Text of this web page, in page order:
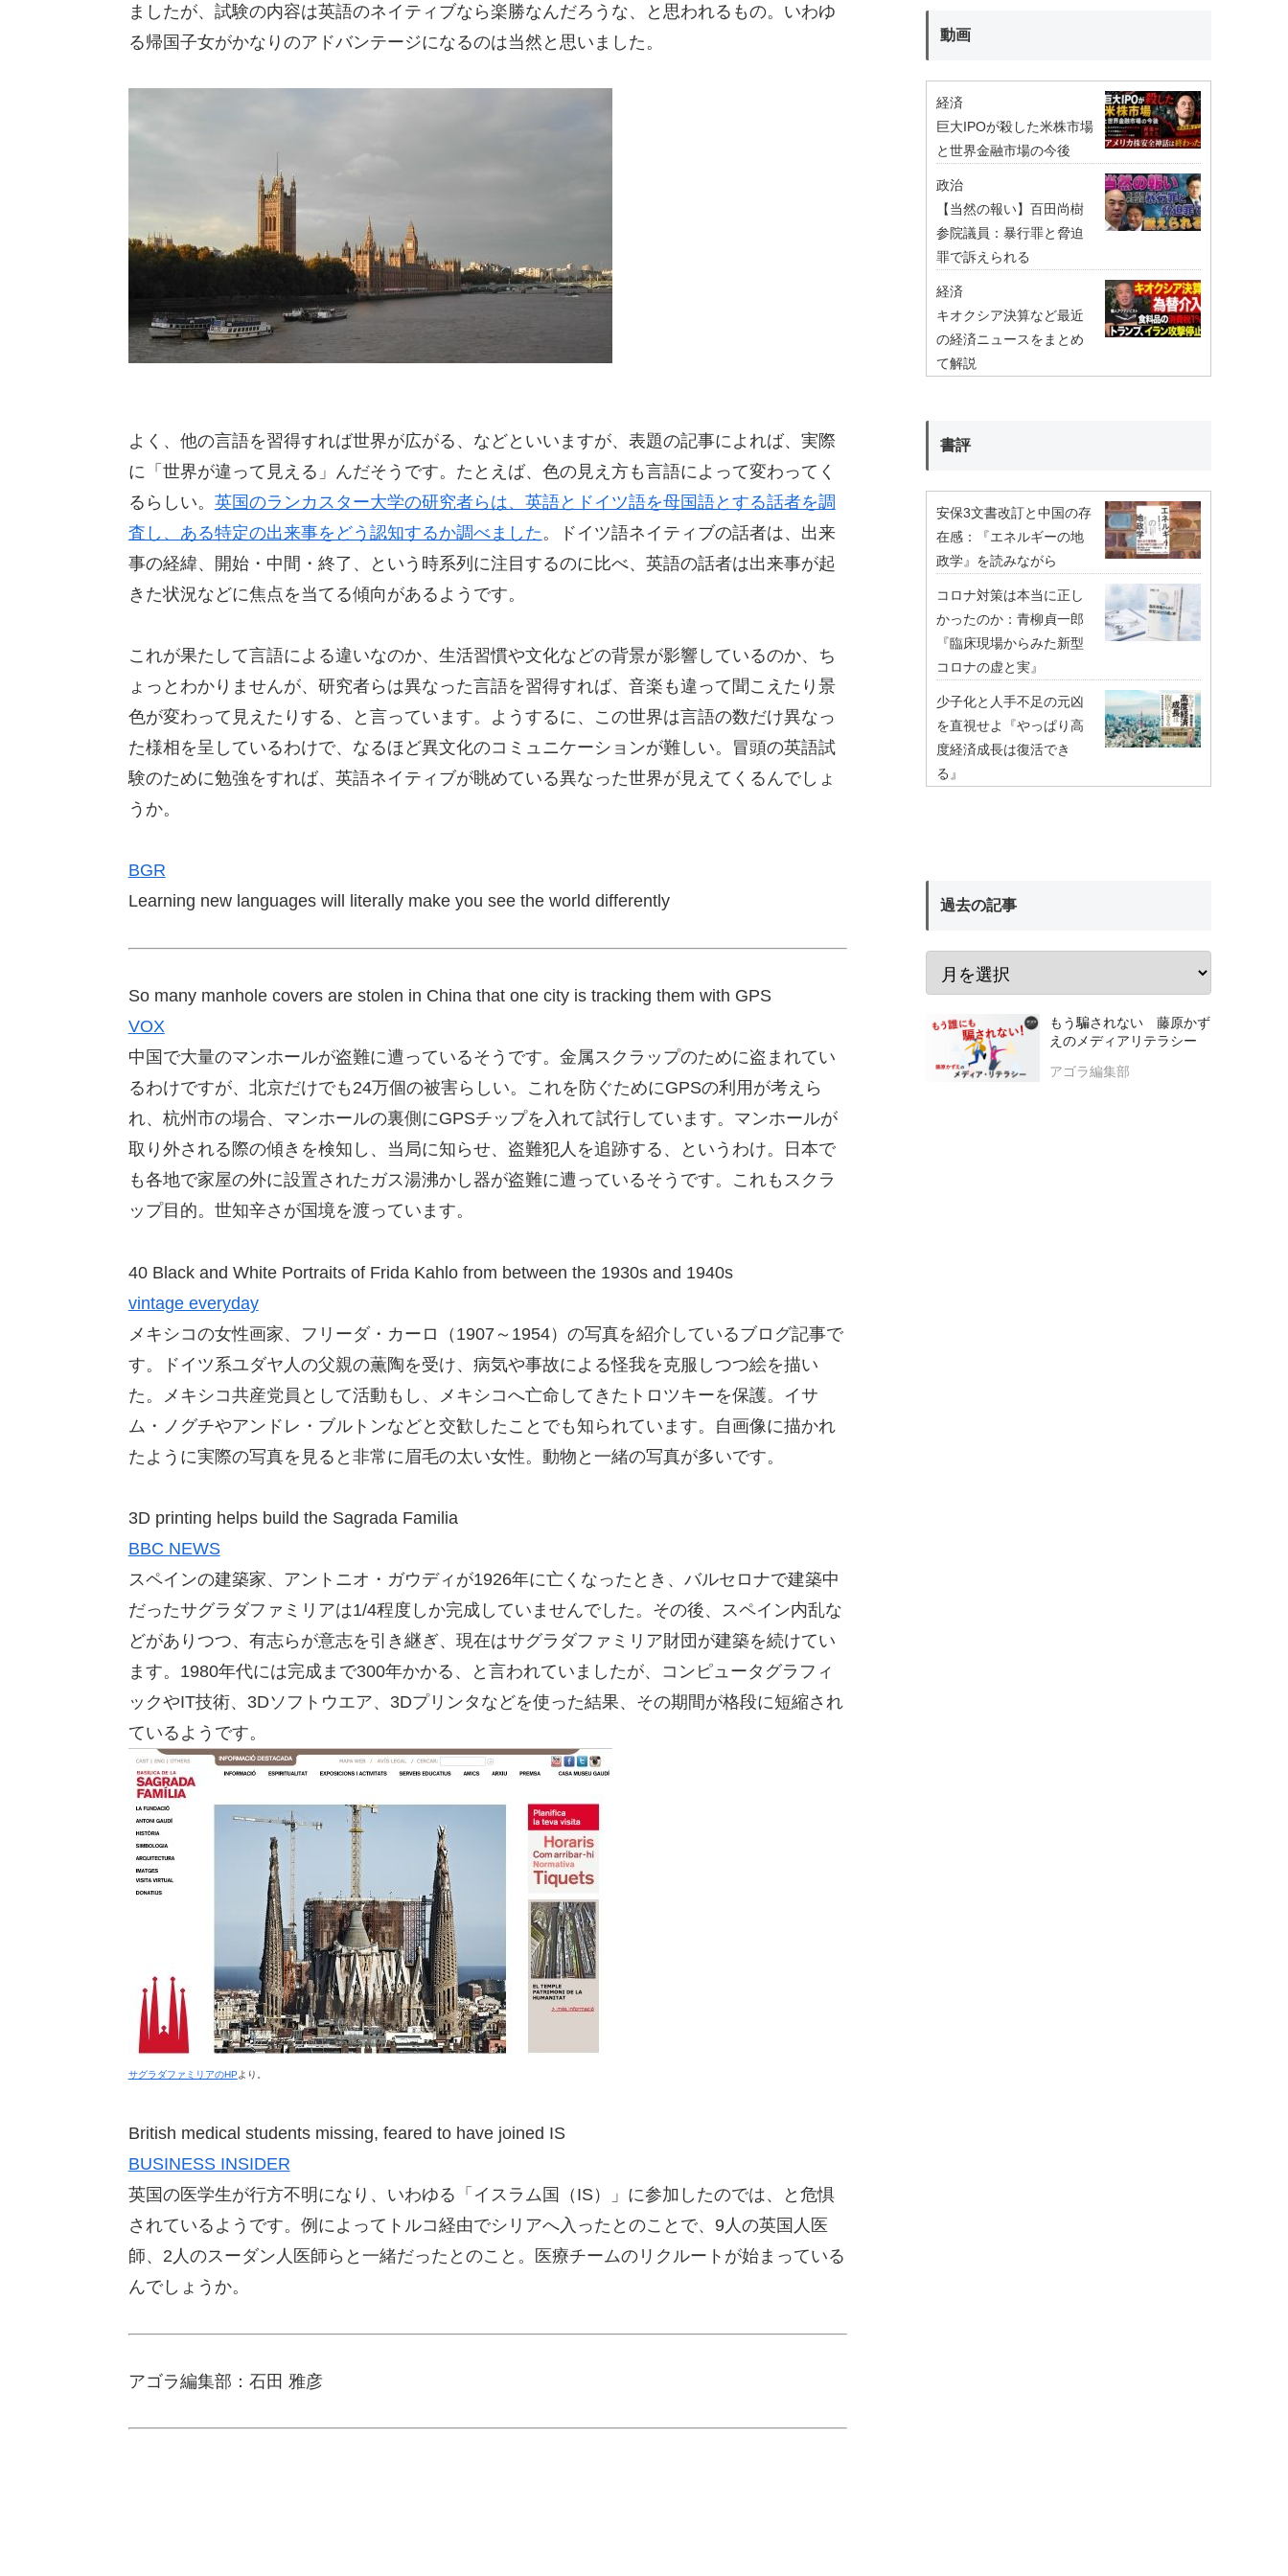
ましたが、試験の内容は英語のネイティブなら楽勝なんだろうな、と思われるもの。いわゆ
る帰国子女がかなりのアドバンテージになるのは当然と思いました。
よく、他の言語を習得すれば世界が広がる、などといいますが、表題の記事によれば、実際
に「世界が違って見える」んだそうです。たとえば、色の見え方も言語によって変わってく
るらしい。 英国のランカスター大学の研究者らは、英語とドイツ語を母国語とする話者を調
査し、ある特定の出来事をどう認知するか調べました 。ドイツ語ネイティブの話者は、出来
事の経緯、開始・中間・終了、という時系列に注目するのに比べ、英語の話者は出来事が起
きた状況などに焦点を当てる傾向があるようです。
これが果たして言語による違いなのか、生活習慣や文化などの背景が影響しているのか、ち
ょっとわかりませんが、研究者らは異なった言語を習得すれば、音楽も違って聞こえたり景
色が変わって見えたりする、と言っています。ようするに、この世界は言語の数だけ異なっ
た様相を呈しているわけで、なるほど異文化のコミュニケーションが難しい。冒頭の英語試
験のために勉強をすれば、英語ネイティブが眺めている異なった世界が見えてくるんでしょ
うか。
BGR
Learning new languages will literally make you see the world differently
So many manhole covers are stolen in China that one city is tracking them with GPS
VOX
中国で大量のマンホールが盗難に遭っているそうです。金属スクラップのために盗まれてい
るわけですが、北京だけでも24万個の被害らしい。これを防ぐためにGPSの利用が考えら
れ、杭州市の場合、マンホールの裏側にGPSチップを入れて試行しています。マンホールが
取り外される際の傾きを検知し、当局に知らせ、盗難犯人を追跡する、というわけ。日本で
も各地で家屋の外に設置されたガス湯沸かし器が盗難に遭っているそうです。これもスクラ
ップ目的。世知辛さが国境を渡っています。
40 Black and White Portraits of Frida Kahlo from between the 1930s and 1940s
vintage everyday
メキシコの女性画家、フリーダ・カーロ（1907～1954）の写真を紹介しているブログ記事で
す。ドイツ系ユダヤ人の父親の薫陶を受け、病気や事故による怪我を克服しつつ絵を描い
た。メキシコ共産党員として活動もし、メキシコへ亡命してきたトロツキーを保護。イサ
ム・ノグチやアンドレ・ブルトンなどと交歓したことでも知られています。自画像に描かれ
たように実際の写真を見ると非常に眉毛の太い女性。動物と一緒の写真が多いです。
3D printing helps build the Sagrada Familia
BBC NEWS
スペインの建築家、アントニオ・ガウディが1926年に亡くなったとき、バルセロナで建築中
だったサグラダファミリアは1/4程度しか完成していませんでした。その後、スペイン内乱な
どがありつつ、有志らが意志を引き継ぎ、現在はサグラダファミリア財団が建築を続けてい
ます。1980年代には完成まで300年かかる、と言われていましたが、コンピュータグラフィ
ックやIT技術、3Dソフトウエア、3Dプリンタなどを使った結果、その期間が格段に短縮され
ているようです。
サグラダファミリアのHP より。
British medical students missing, feared to have joined IS
BUSINESS INSIDER
英国の医学生が行方不明になり、いわゆる「イスラム国（IS）」に参加したのでは、と危惧
されているようです。例によってトルコ経由でシリアへ入ったとのことで、9人の英国人医
師、2人のスーダン人医師らと一緒だったとのこと。医療チームのリクルートが始まっている
んでしょうか。
アゴラ編集部：石田 雅彦
動画
経済
巨大IPOが殺した米株市場
と世界金融市場の今後
政治
【当然の報い】百田尚樹
参院議員：暴行罪と脅迫
罪で訴えられる
経済
キオクシア決算など最近
の経済ニュースをまとめ
て解説
書評
安保3文書改訂と中国の存
在感：『エネルギーの地
政学』を読みながら
コロナ対策は本当に正し
かったのか：青柳貞一郎
『臨床現場からみた新型
コロナの虚と実』
少子化と人手不足の元凶
を直視せよ『やっぱり高
度経済成長は復活でき
る』
過去の記事
もう騙されない 藤原かず
えのメディアリテラシー
アゴラ編集部